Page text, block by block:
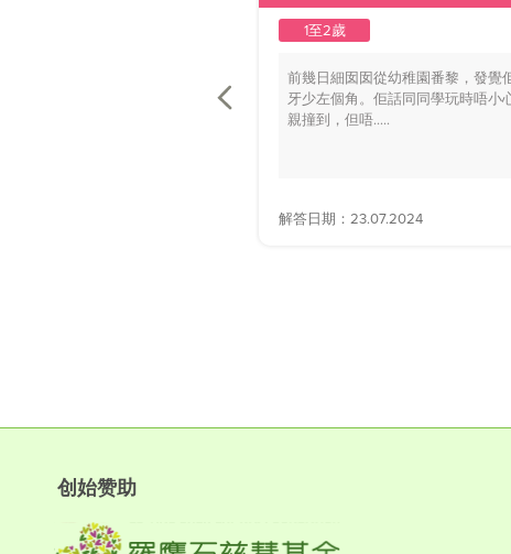
1至2歲
前幾日細囡囡從幼稚園番黎，發覺
牙少左個角。佢話同同學玩時唔小
親撞到，但唔.....
解答日期：23.07.2024
创始赞助